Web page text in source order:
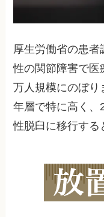
厚生労働省の患
性の関節障害で医
万人規模にのぼり
年層で特に高く、
性脱臼に移行する